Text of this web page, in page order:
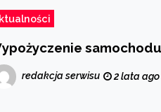
redakcja serwisu 2 lata ago